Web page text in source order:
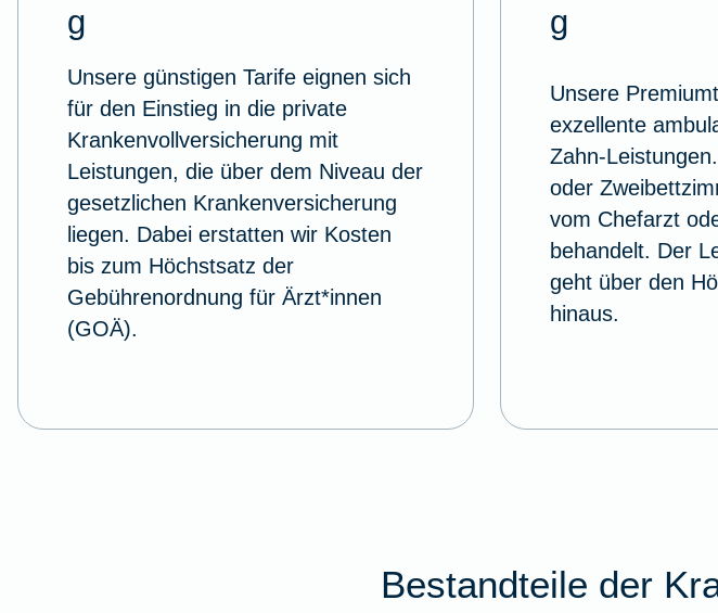
g
Unsere günstigen Tarife eignen sich
für den Einstieg in die private
Krankenvollversicherung mit
Leistungen, die über dem Niveau der
gesetzlichen Krankenversicherung
liegen. Dabei erstatten wir Kosten
bis zum Höchstsatz der
Gebührenordnung für Ärzt*innen
(GOÄ).
g
Unsere
exzellente
Zahn-
oder
vom Chefarzt
behandelt. Der
geht über den
hinaus.
Bestandteile der